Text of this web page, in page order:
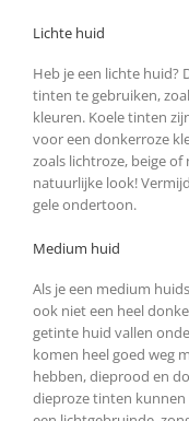
Lichte huid
Heb je een lichte huid?
tinten te gebruiken,
kleuren. Koele tinten
voor een donkerroze
zoals lichtroze, beige of
natuurlijke look!
gele ondertoon.
Medium huid
Als je een medium
ook niet een heel
getinte huid vallen
komen heel goed weg
hebben, dieprood en
dieproze tinten kunnen